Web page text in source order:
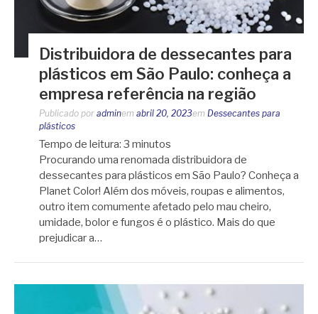
Distribuidora de dessecantes para
plásticos em São Paulo: conheça a
empresa referência na região
Publicado por adminem abril 20, 2023em Dessecantes para
plásticos
Tempo de leitura: 3 minutos
Procurando uma renomada distribuidora de
dessecantes para plásticos em São Paulo? Conheça a
Planet Color! Além dos móveis, roupas e alimentos,
outro item comumente afetado pelo mau cheiro,
umidade, bolor e fungos é o plástico. Mais do que
prejudicar a…